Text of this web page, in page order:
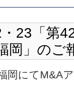
23「第
岡」のご
岡にてM&A